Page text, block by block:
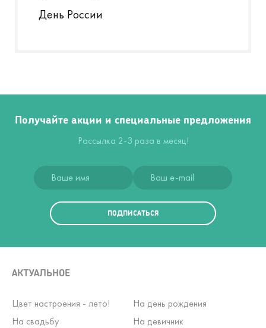
День России
Получайте акции и специальные предложения
Рассылка 2-3 раза в месяц!
ПОДПИСАТЬСЯ
АКТУАЛЬНОЕ
Цвет настроения - лето!
На день рождения
На свадьбу
На девичник